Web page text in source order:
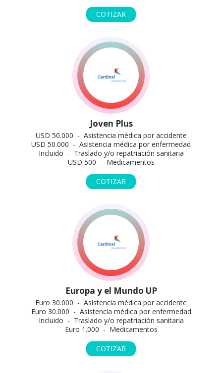
COTIZAR
Joven Plus
USD 50.000 - Asistencia médica por accidente
USD 50.000 - Asistencia médica por enfermedad
Incluido - Traslado y/o repatriación sanitaria
USD 500 - Medicamentos
COTIZAR
Europa y el Mundo UP
Euro 30.000 - Asistencia médica por accidente
Euro 30.000 - Asistencia médica por enfermedad
Incluido - Traslado y/o repatriación sanitaria
Euro 1.000 - Medicamentos
COTIZAR